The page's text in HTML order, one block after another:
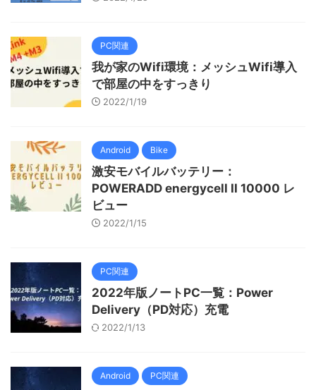
PC関連
我が家のWifi環境：メッシュWifi導入
で部屋の中をすっきり
2022/1/19
Android Bike
激安モバイルバッテリー：
POWERADD energycell II 10000 レ
ビュー
2022/1/15
PC関連
2022年版ノートPC一覧：Power
Delivery（PD対応）充電
2022/1/13
Android PC関連